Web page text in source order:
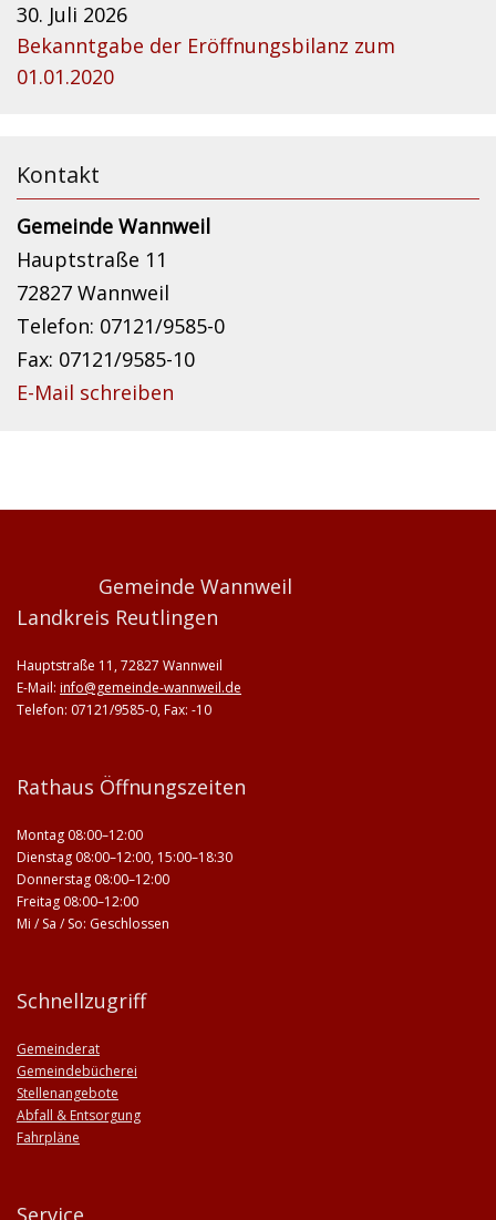
30. Juli 2026
Bekanntgabe der Eröffnungsbilanz zum
01.01.2020
Kontakt
Gemeinde Wannweil
Hauptstraße 11
72827 Wannweil
Telefon: 07121/9585-0
Fax: 07121/9585-10
E-Mail schreiben
Gemeinde Wannweil
Landkreis Reutlingen
Hauptstraße 11, 72827 Wannweil
E-Mail: info@gemeinde-wannweil.de
Telefon: 07121/9585-0, Fax: -10
Rathaus Öffnungszeiten
Montag 08:00–12:00
Dienstag 08:00–12:00, 15:00–18:30
Donnerstag 08:00–12:00
Freitag 08:00–12:00
Mi / Sa / So: Geschlossen
Schnellzugriff
Gemeinderat
Gemeindebücherei
Stellenangebote
Abfall & Entsorgung
Fahrpläne
Service